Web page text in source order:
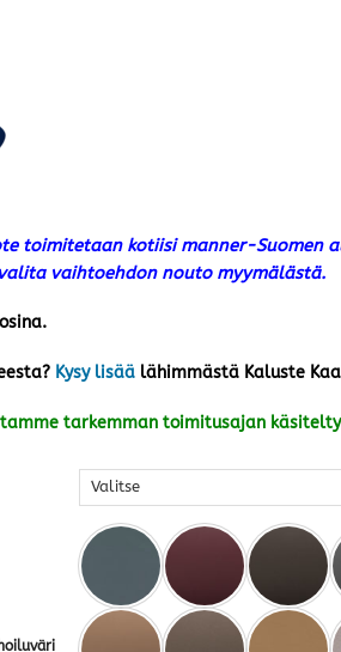
toimitetaan kotiisi manner-Suomen
vaihtoehdon nouto myymälästä.
Kysy lisää lähimmästä Kaluste
tarkemman toimitusajan